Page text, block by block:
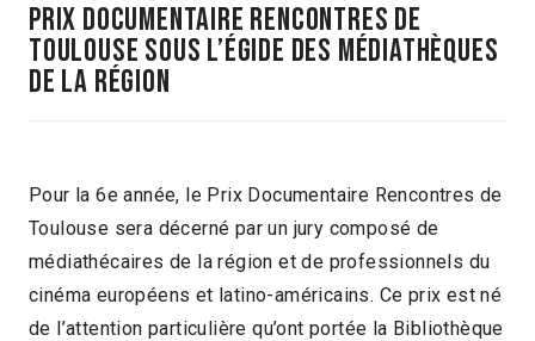
PRIX DOCUMENTAIRE RENCONTRES DE
TOULOUSE SOUS L’ÉGIDE DES MÉDIATHÈQUES
DE la région
Pour la 6e année, le Prix Documentaire Rencontres de
Toulouse sera décerné par un jury composé de
médiathécaires de la région et de professionnels du
cinéma européens et latino-américains. Ce prix est né
de l’attention particulière qu’ont portée la Bibliothèque